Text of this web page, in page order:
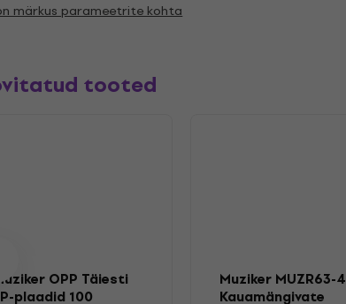
märkus parameetrite kohta
tooted
OPP Täiesti
plaadid 100
Muziker MUZR63-4
Kauamängivate